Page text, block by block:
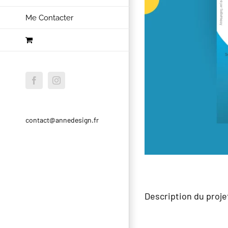
Me Contacter
FacebookInstagram
contact@annedesign.fr
Description du